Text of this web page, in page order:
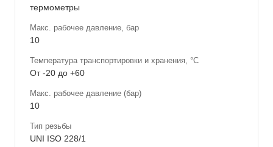
термометры
Макс. рабочее давление, бар
10
Температура транспортировки и хранения, °С
От -20 до +60
Макс. рабочее давление (бар)
10
Тип резьбы
UNI ISO 228/1